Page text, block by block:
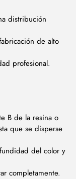
distribución
de alto
profesional.
B de la resina o
que se disperse
del color y
completamente.